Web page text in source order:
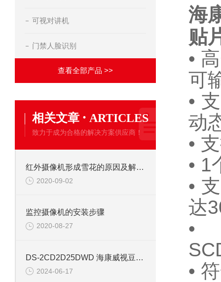
可视对讲机
门禁人脸识别
查看全部产品 >>
相关文章 · ARTICLES
致力于成为合格的解决方案供应商！
红外摄像机形成雪花的原因及解决办法
2020-09-02
监控摄像机的安装步骤
2020-08-27
DS-2CD2D25DWD 海康威视豆干型小孔摄像机
2024-06-17
海
贴
•
可
•
动
•
• 1
•
达
•
•